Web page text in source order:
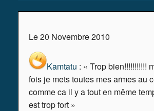
Le 20 Novembre 2010
Kamtatu : « Trop bien!!!!!!!!!!!
fois je mets toutes mes armes au
comme ca il y a tout en même
est trop fort »